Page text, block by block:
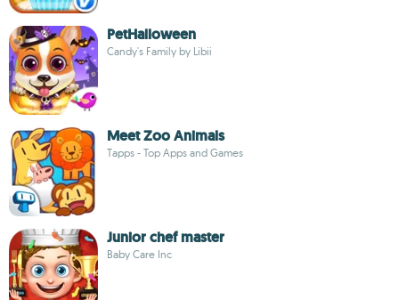
PetHalloween
Candy's Family by Libii
Meet Zoo Animals
Tapps - Top Apps and Games
Junior chef master
Baby Care Inc